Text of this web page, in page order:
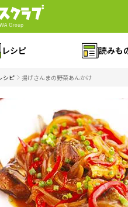
レシピ 読みも
シピ 揚げさんまの野菜あんかけ